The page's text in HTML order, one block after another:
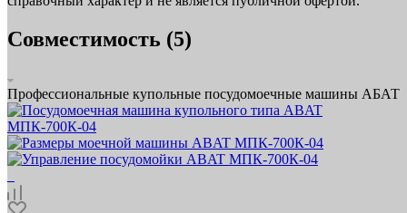
Совместимость (5)
Профессиональные купольные посудомоечные машины АБАТ